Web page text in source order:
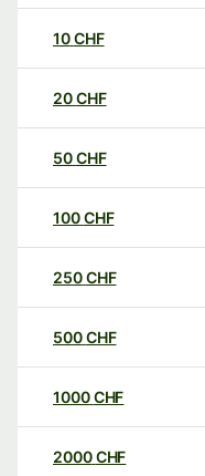
10CHF
20CHF
50CHF
100CHF
250CHF
500CHF
1000CHF
2000CHF